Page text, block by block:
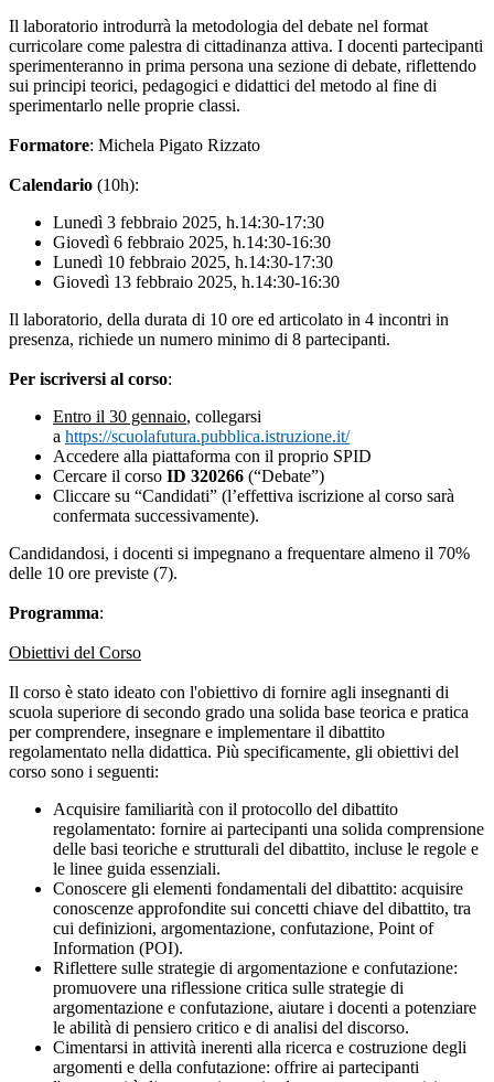
Il laboratorio introdurrà la metodologia del debate nel format
curricolare come palestra di cittadinanza attiva. I docenti partecipanti
sperimenteranno in prima persona una sezione di debate, riflettendo
sui principi teorici, pedagogici e didattici del metodo al fine di
sperimentarlo nelle proprie classi.
Formatore: Michela Pigato Rizzato
Calendario (10h):
Lunedì 3 febbraio 2025, h.14:30-17:30
Giovedì 6 febbraio 2025, h.14:30-16:30
Lunedì 10 febbraio 2025, h.14:30-17:30
Giovedì 13 febbraio 2025, h.14:30-16:30
Il laboratorio, della durata di 10 ore ed articolato in 4 incontri in
presenza, richiede un numero minimo di 8 partecipanti.
Per iscriversi al corso:
Entro il 30 gennaio, collegarsi
a https://scuolafutura.pubblica.istruzione.it/
Accedere alla piattaforma con il proprio SPID
Cercare il corso ID 320266 (“Debate”)
Cliccare su “Candidati” (l’effettiva iscrizione al corso sarà
confermata successivamente).
Candidandosi, i docenti si impegnano a frequentare almeno il 70%
delle 10 ore previste (7).
Programma:
Obiettivi del Corso
Il corso è stato ideato con l'obiettivo di fornire agli insegnanti di
scuola superiore di secondo grado una solida base teorica e pratica
per comprendere, insegnare e implementare il dibattito
regolamentato nella didattica. Più specificamente, gli obiettivi del
corso sono i seguenti:
Acquisire familiarità con il protocollo del dibattito
regolamentato: fornire ai partecipanti una solida comprensione
delle basi teoriche e strutturali del dibattito, incluse le regole e
le linee guida essenziali.
Conoscere gli elementi fondamentali del dibattito: acquisire
conoscenze approfondite sui concetti chiave del dibattito, tra
cui definizioni, argomentazione, confutazione, Point of
Information (POI).
Riflettere sulle strategie di argomentazione e confutazione:
promuovere una riflessione critica sulle strategie di
argomentazione e confutazione, aiutare i docenti a potenziare
le abilità di pensiero critico e di analisi del discorso.
Cimentarsi in attività inerenti alla ricerca e costruzione degli
argomenti e della confutazione: offrire ai partecipanti